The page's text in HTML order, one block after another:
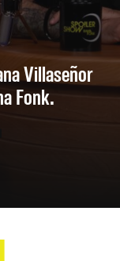
Villaseñor
Fonk.